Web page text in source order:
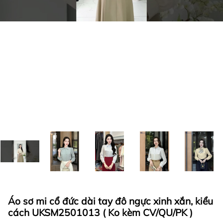
Áo sơ mi cổ đức dài tay đô ngực xinh xắn, kiểu
cách UKSM2501013 ( Ko kèm CV/QU/PK )